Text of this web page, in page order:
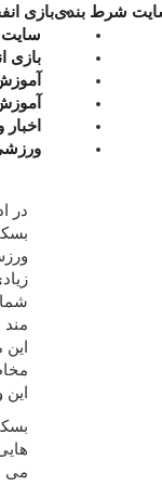
شرط بندیبازی
بازی
در
شما
می